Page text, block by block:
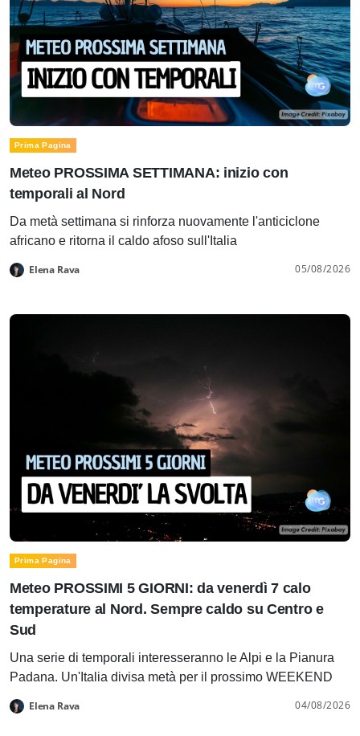
Prima Pagina
Meteo PROSSIMA SETTIMANA: inizio con
temporali al Nord
Da metà settimana si rinforza nuovamente l'anticiclone
africano e ritorna il caldo afoso sull'Italia
Elena Rava 05/08/2026
Prima Pagina
Meteo PROSSIMI 5 GIORNI: da venerdì 7 calo
temperature al Nord. Sempre caldo su Centro e
Sud
Una serie di temporali interesseranno le Alpi e la Pianura
Padana. Un'Italia divisa metà per il prossimo WEEKEND
Elena Rava 04/08/2026